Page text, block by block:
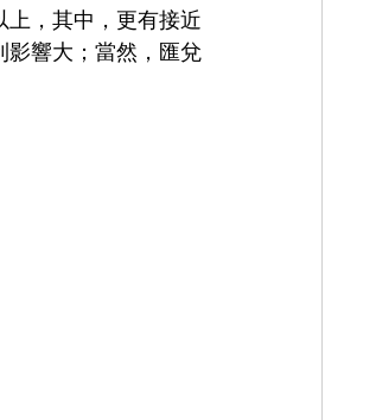
，其中，更有接近
影響大；當然，匯兌